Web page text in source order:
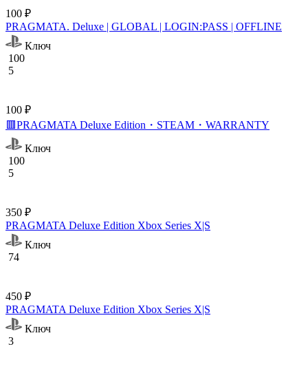
100 ₽
PRAGMATA. Deluxe | GLOBAL | LOGIN:PASS | OFFLINE
Ключ
100
5
100 ₽
🟥PRAGMATA Deluxe Edition・STEAM・WARRANTY
Ключ
100
5
350 ₽
PRAGMATA Deluxe Edition Xbox Series X|S
Ключ
74
450 ₽
PRAGMATA Deluxe Edition Xbox Series X|S
Ключ
3